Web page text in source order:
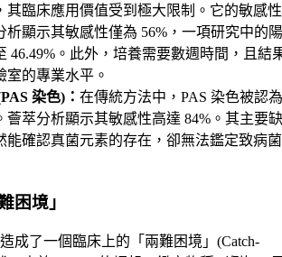
其臨床應用價值受到極大限制。它的敏感性
析顯示其敏感性僅為 56%，一項研究中的陽
46.49%。此外，培養需要數週時間，且結
室的專業水平。
染色)： 在傳統方法中，PAS 染色被認為
薈萃分析顯示其敏感性高達 84%。其主要缺
能確認真菌元素的存在，卻無法鑑定致病菌
困境」
成了一個臨床上的「兩難困境」(Catch-